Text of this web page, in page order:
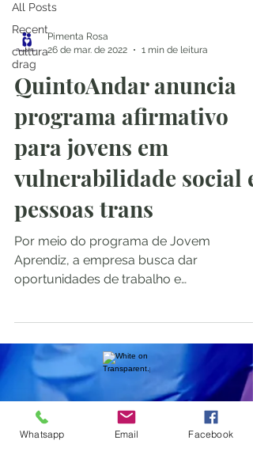
All Posts
Recent
cultura
drag
Pimenta Rosa
26 de mar. de 2022
1 min de leitura
QuintoAndar anuncia
programa afirmativo
para jovens em
vulnerabilidade social e
pessoas trans
Por meio do programa de Jovem
Aprendiz, a empresa busca dar
oportunidades de trabalho e
Pimenta Rosa
Whatsapp Email Facebook